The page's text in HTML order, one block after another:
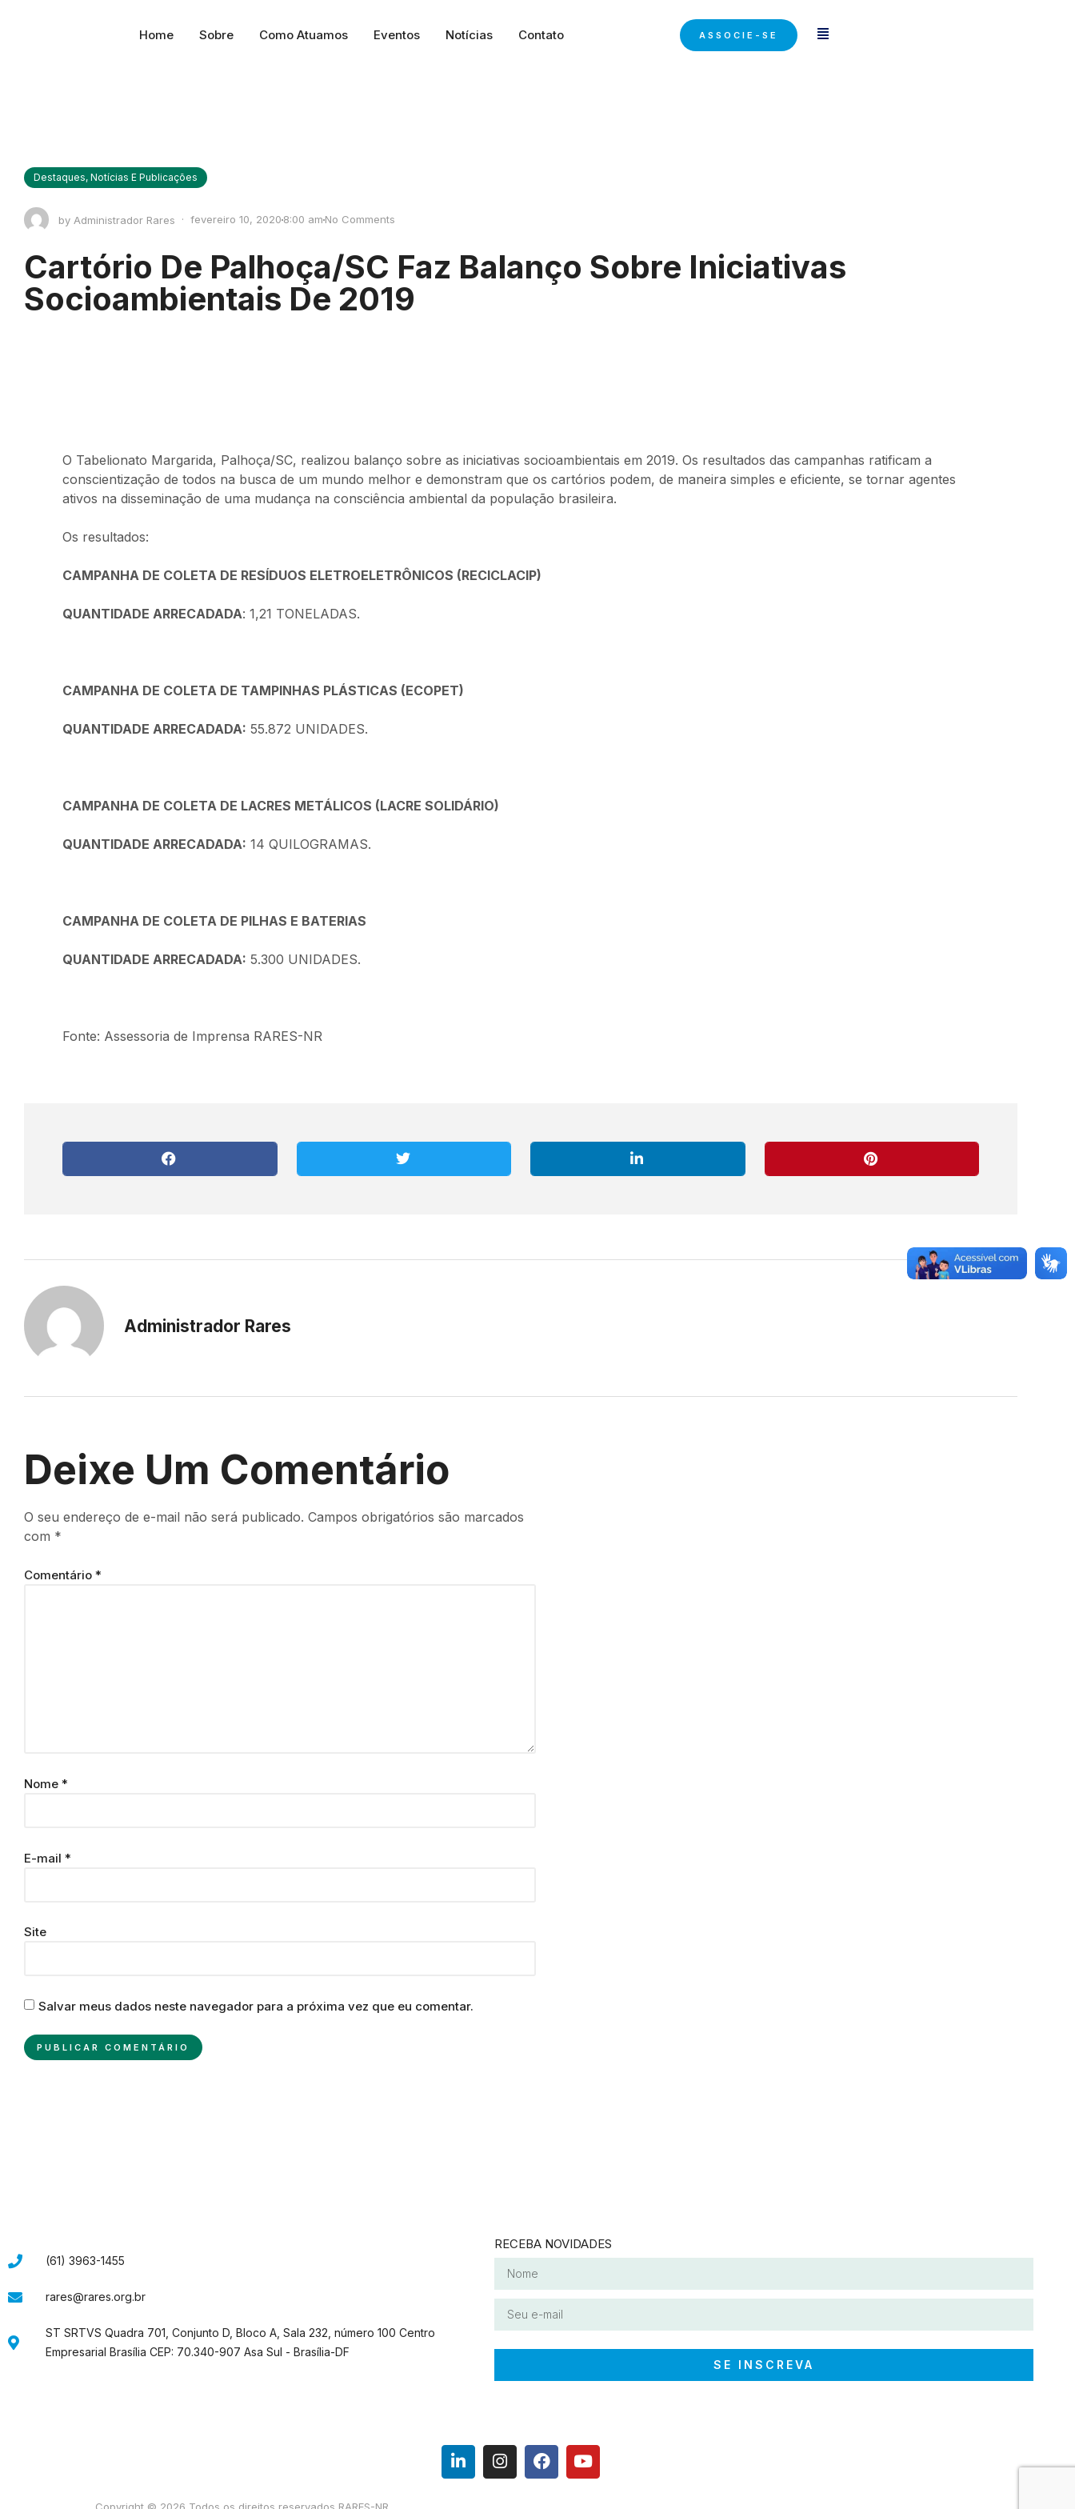
Home Sobre Como Atuamos Eventos Notícias Contato ASSOCIE-SE
Destaques, Notícias E Publicações
by Administrador Rares · fevereiro 10, 2020 8:00 am No Comments
Cartório De Palhoça/SC Faz Balanço Sobre Iniciativas
Socioambientais De 2019
O Tabelionato Margarida, Palhoça/SC, realizou balanço sobre as iniciativas socioambientais em 2019. Os resultados das campanhas ratificam a
conscientização de todos na busca de um mundo melhor e demonstram que os cartórios podem, de maneira simples e eficiente, se tornar agentes
ativos na disseminação de uma mudança na consciência ambiental da população brasileira.
Os resultados:
CAMPANHA DE COLETA DE RESÍDUOS ELETROELETRÔNICOS (RECICLACIP)
QUANTIDADE ARRECADADA: 1,21 TONELADAS.
CAMPANHA DE COLETA DE TAMPINHAS PLÁSTICAS (ECOPET)
QUANTIDADE ARRECADADA: 55.872 UNIDADES.
CAMPANHA DE COLETA DE LACRES METÁLICOS (LACRE SOLIDÁRIO)
QUANTIDADE ARRECADADA: 14 QUILOGRAMAS.
CAMPANHA DE COLETA DE PILHAS E BATERIAS
QUANTIDADE ARRECADADA: 5.300 UNIDADES.
Fonte: Assessoria de Imprensa RARES-NR
Administrador Rares
Deixe Um Comentário
O seu endereço de e-mail não será publicado. Campos obrigatórios são marcados
com *
Comentário *
Nome *
E-mail *
Site
Salvar meus dados neste navegador para a próxima vez que eu comentar.
(61) 3963-1455
rares@rares.org.br
ST SRTVS Quadra 701, Conjunto D, Bloco A, Sala 232, número 100 Centro
Empresarial Brasília CEP: 70.340-907 Asa Sul - Brasília-DF
RECEBA NOVIDADES
SE INSCREVA